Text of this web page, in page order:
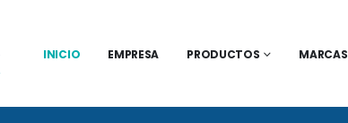
INICIO EMPRESA PRODUCTOS MARCAS